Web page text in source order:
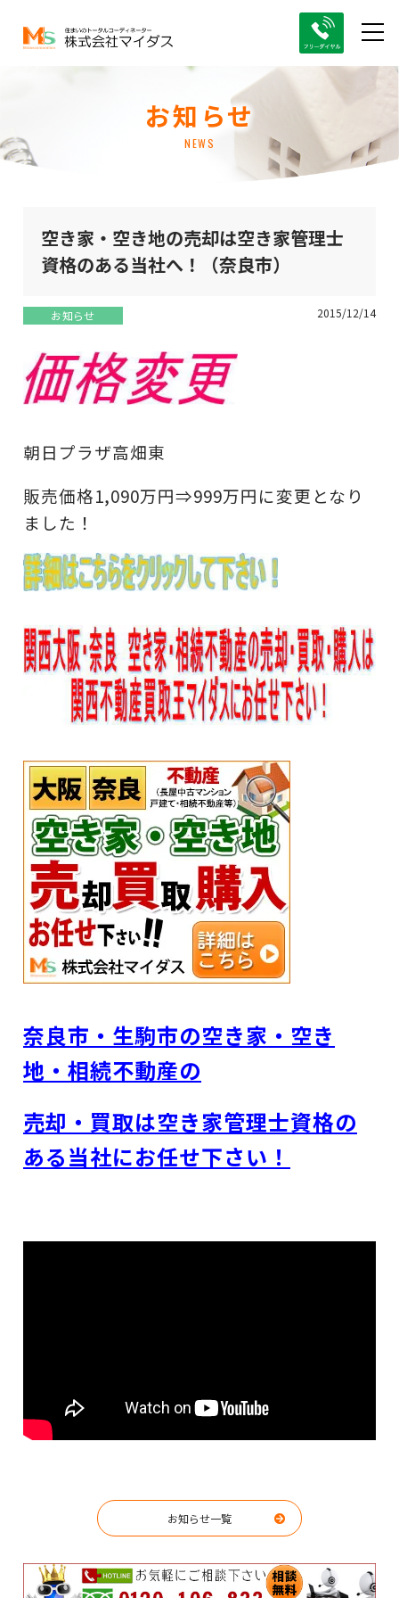
お知らせ
NEWS
空き家・空き地の売却は空き家管理士
資格のある当社へ！（奈良市）
お知らせ 2015/12/14
朝日プラザ高畑東
販売価格1,090万円⇒999万円に変更となり
ました！
奈良市・生駒市の空き家・空き
地・相続不動産の
売却・買取は空き家管理士資格の
ある当社にお任せ下さい！
お知らせ一覧